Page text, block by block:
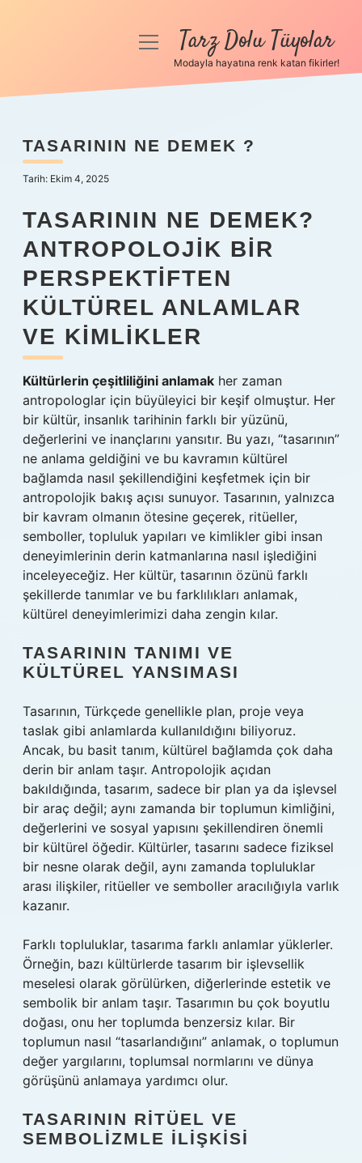
Anasayfa
Yasal Uyarı
menüyüTarz Dolu Tüyolar
Modayla hayatına renk katan fikirler!
TASARININ NE DEMEK ?
Tarih: Ekim 4, 2025
TASARININ NE DEMEK?
ANTROPOLOJIK BIR
PERSPEKTIFTEN
KÜLTÜREL ANLAMLAR
VE KIMLIKLER
Kültürlerin çeşitliliğini anlamak her zaman
antropologlar için büyüleyici bir keşif olmuştur. Her
bir kültür, insanlık tarihinin farklı bir yüzünü,
değerlerini ve inançlarını yansıtır. Bu yazı, “tasarının”
ne anlama geldiğini ve bu kavramın kültürel
bağlamda nasıl şekillendiğini keşfetmek için bir
antropolojik bakış açısı sunuyor. Tasarının, yalnızca
bir kavram olmanın ötesine geçerek, ritüeller,
semboller, topluluk yapıları ve kimlikler gibi insan
deneyimlerinin derin katmanlarına nasıl işlediğini
inceleyeceğiz. Her kültür, tasarının özünü farklı
şekillerde tanımlar ve bu farklılıkları anlamak,
kültürel deneyimlerimizi daha zengin kılar.
TASARININ TANIMI VE
KÜLTÜREL YANSIMASI
Tasarının, Türkçede genellikle plan, proje veya
taslak gibi anlamlarda kullanıldığını biliyoruz.
Ancak, bu basit tanım, kültürel bağlamda çok daha
derin bir anlam taşır. Antropolojik açıdan
bakıldığında, tasarım, sadece bir plan ya da işlevsel
bir araç değil; aynı zamanda bir toplumun kimliğini,
değerlerini ve sosyal yapısını şekillendiren önemli
bir kültürel öğedir. Kültürler, tasarını sadece fiziksel
bir nesne olarak değil, aynı zamanda topluluklar
arası ilişkiler, ritüeller ve semboller aracılığıyla varlık
kazanır.
Farklı topluluklar, tasarıma farklı anlamlar yüklerler.
Örneğin, bazı kültürlerde tasarım bir işlevsellik
meselesi olarak görülürken, diğerlerinde estetik ve
sembolik bir anlam taşır. Tasarımın bu çok boyutlu
doğası, onu her toplumda benzersiz kılar. Bir
toplumun nasıl “tasarlandığını” anlamak, o toplumun
değer yargılarını, toplumsal normlarını ve dünya
görüşünü anlamaya yardımcı olur.
TASARININ RITÜEL VE
SEMBOLIZMLE İLIŞKISI